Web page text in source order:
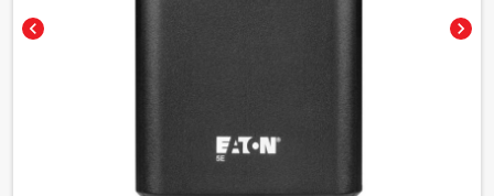
chevron_left chevron_right